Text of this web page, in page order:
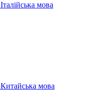
Італійська мова
Китайська мова